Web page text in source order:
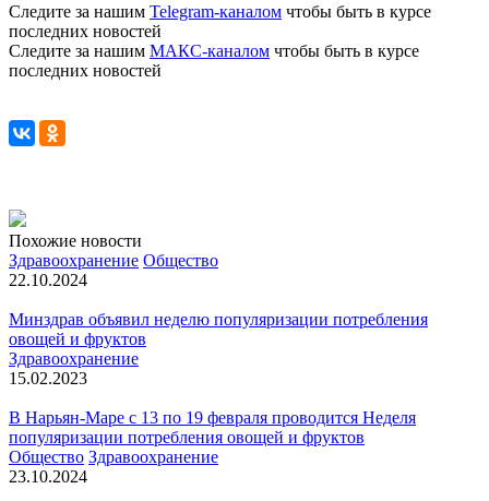
Следите за нашим Telegram-каналом чтобы быть в курсе
последних новостей
Следите за нашим МАКС-каналом чтобы быть в курсе
последних новостей
Похожие новости
Здравоохранение Общество
22.10.2024
Минздрав объявил неделю популяризации потребления
овощей и фруктов
Здравоохранение
15.02.2023
В Нарьян-Маре с 13 по 19 февраля проводится Неделя
популяризации потребления овощей и фруктов
Общество Здравоохранение
23.10.2024